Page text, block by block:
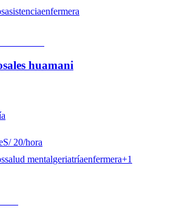
asistenciaenfermera
huamani
S/ 20/hora
salud mentalgeriatríaenfermera+1